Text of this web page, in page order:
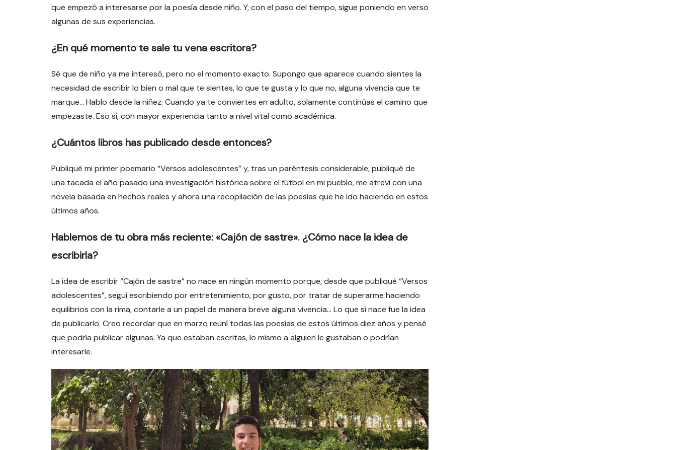
que empezó a interesarse por la poesía desde niño. Y, con el paso del tiempo, sigue poniendo en verso
algunas de sus experiencias.
¿En qué momento te sale tu vena escritora?
Sé que de niño ya me interesó, pero no el momento exacto. Supongo que aparece cuando sientes la
necesidad de escribir lo bien o mal que te sientes, lo que te gusta y lo que no, alguna vivencia que te
marque… Hablo desde la niñez. Cuando ya te conviertes en adulto, solamente continúas el camino que
empezaste. Eso sí, con mayor experiencia tanto a nivel vital como académica.
¿Cuántos libros has publicado desde entonces?
Publiqué mi primer poemario “Versos adolescentes” y, tras un paréntesis considerable, publiqué de
una tacada el año pasado una investigación histórica sobre el fútbol en mi pueblo, me atreví con una
novela basada en hechos reales y ahora una recopilación de las poesías que he ido haciendo en estos
últimos años.
Hablemos de tu obra más reciente: «Cajón de sastre». ¿Cómo nace la idea de
escribirla?
La idea de escribir “Cajón de sastre” no nace en ningún momento porque, desde que publiqué “Versos
adolescentes”, seguí escribiendo por entretenimiento, por gusto, por tratar de superarme haciendo
equilibrios con la rima, contarle a un papel de manera breve alguna vivencia… Lo que sí nace fue la idea
de publicarlo. Creo recordar que en marzo reuní todas las poesías de estos últimos diez años y pensé
que podría publicar algunas. Ya que estaban escritas, lo mismo a alguien le gustaban o podrían
interesarle.